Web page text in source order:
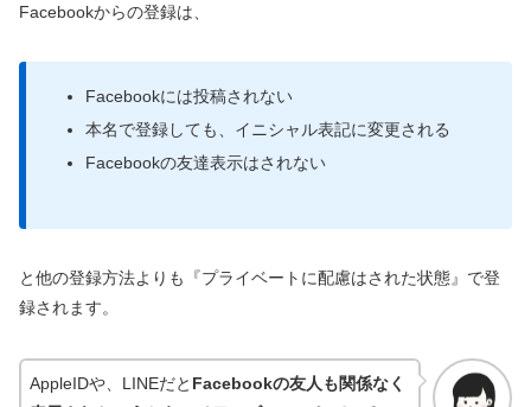
Facebookからの登録は、
Facebookには投稿されない
本名で登録しても、イニシャル表記に変更される
Facebookの友達表示はされない
と他の登録方法よりも『プライベートに配慮はされた状態』で登
録されます。
AppleIDや、LINEだと Facebookの友人も関係なく